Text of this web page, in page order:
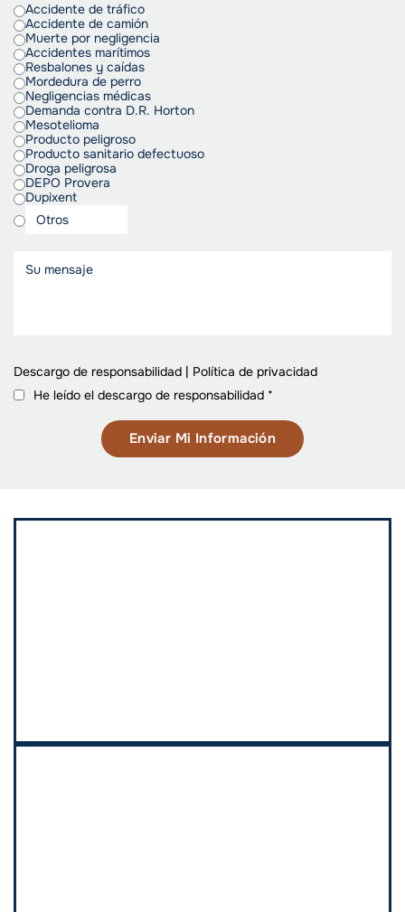
Accidente de tráfico
Accidente de camión
Muerte por negligencia
Accidentes marítimos
Resbalones y caídas
Mordedura de perro
Negligencias médicas
Demanda contra D.R. Horton
Mesotelioma
Producto peligroso
Producto sanitario defectuoso
Droga peligrosa
DEPO Provera
Dupixent
Descargo de responsabilidad | Política de privacidad
He leído el descargo de responsabilidad *